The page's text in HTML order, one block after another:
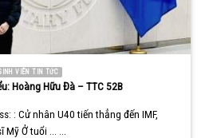
VIÊN TIN TỨC
Hoàng Hữu Đà – TTC 52B
: Cử nhân U40 tiến thẳng đến IMF,
Ở tuổi ... ...